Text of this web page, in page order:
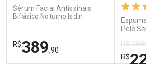
Sérum Facial Antissinais
Bifásico Noturno Isdin
R$389,90
Pele
R$
R$